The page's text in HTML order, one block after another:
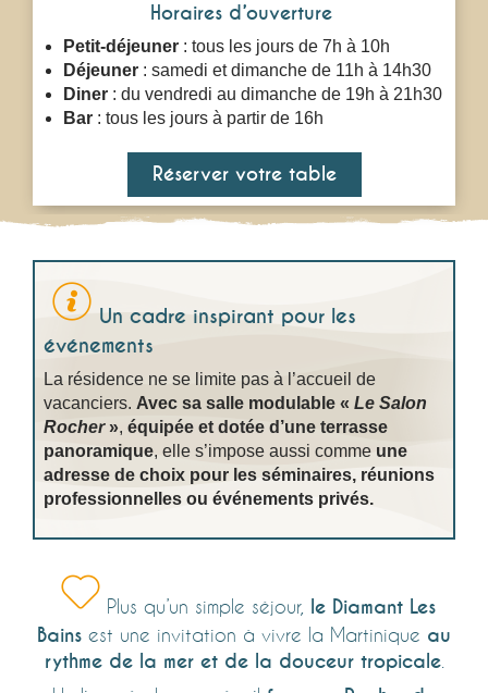
Horaires d’ouverture
Petit-déjeuner : tous les jours de 7h à 10h
Déjeuner : samedi et dimanche de 11h à 14h30
Diner : du vendredi au dimanche de 19h à 21h30
Bar : tous les jours à partir de 16h
Réserver votre table
Un cadre inspirant pour les
événements
La résidence ne se limite pas à l’accueil de
vacanciers. Avec sa salle modulable « Le Salon
Rocher», équipée et dotée d’une terrasse
panoramique, elle s’impose aussi comme une
adresse de choix pour les séminaires, réunions
professionnelles ou événements privés.
Plus qu’un simple séjour, le Diamant Les
Bains est une invitation à vivre la Martinique au
rythme de la mer et de la douceur tropicale.